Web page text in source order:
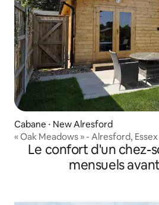
Cabane ⋅ New Alresford
« Oak Meadows » - Alresford, Essex
Le confort d'un chez-
mensuels